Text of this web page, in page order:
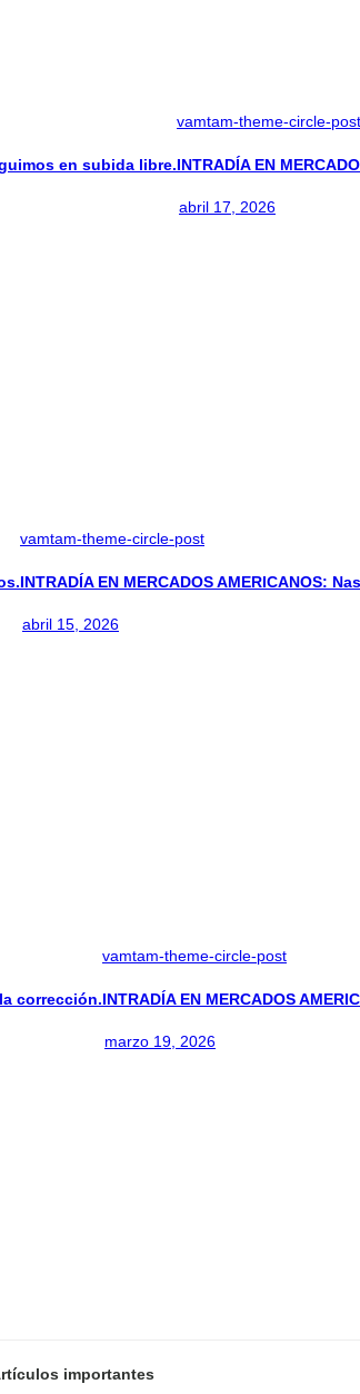
en subida libre.
vamtam-theme-circle-post
INTRADÍA EN
abril 17, 2026
vamtam-theme-circle-post
INTRADÍA EN MERCADOS AMERICANOS:
abril 15, 2026
corrección.
vamtam-theme-circle-post
INTRADÍA EN MERCADOS
marzo 19, 2026
importantes